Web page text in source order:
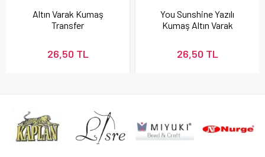
Altın Varak Kumaş
Transfer
26,50 TL
You Sunshine Yazılı
Kumaş Altın Varak
26,50 TL